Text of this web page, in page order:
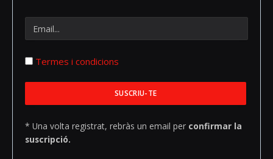
Termes i condicions
* Una volta registrat, rebràs un email per confirmar la
suscripció.